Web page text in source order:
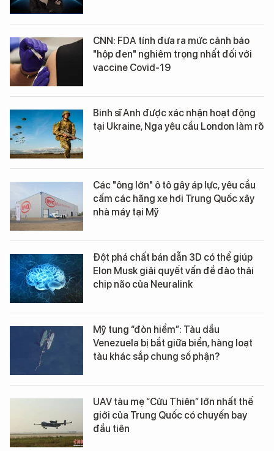
CNN: FDA tính đưa ra mức cảnh báo
"hộp đen" nghiêm trọng nhất đối với
vaccine Covid-19
Binh sĩ Anh được xác nhận hoạt động
tại Ukraine, Nga yêu cầu London làm rõ
Các "ông lớn" ô tô gây áp lực, yêu cầu
cấm các hãng xe hơi Trung Quốc xây
nhà máy tại Mỹ
Đột phá chất bán dẫn 3D có thể giúp
Elon Musk giải quyết vấn đề đào thải
chip não của Neuralink
Mỹ tung “đòn hiểm”: Tàu dầu
Venezuela bị bắt giữa biển, hàng loạt
tàu khác sắp chung số phận?
UAV tàu mẹ “Cửu Thiên” lớn nhất thế
giới của Trung Quốc có chuyến bay
đầu tiên